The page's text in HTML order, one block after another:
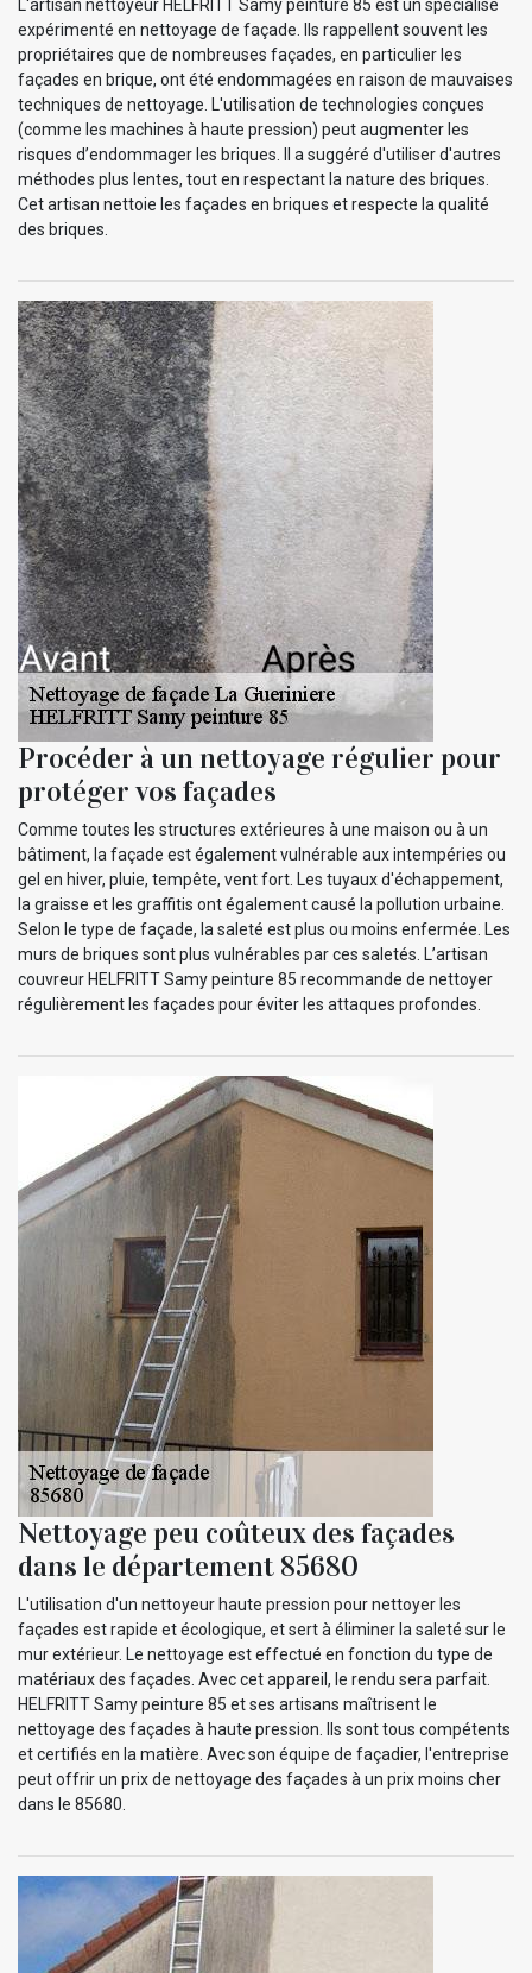
L'artisan nettoyeur HELFRITT Samy peinture 85 est un spécialise
expérimenté en nettoyage de façade. Ils rappellent souvent les
propriétaires que de nombreuses façades, en particulier les
façades en brique, ont été endommagées en raison de mauvaises
techniques de nettoyage. L'utilisation de technologies conçues
(comme les machines à haute pression) peut augmenter les
risques d’endommager les briques. Il a suggéré d'utiliser d'autres
méthodes plus lentes, tout en respectant la nature des briques.
Cet artisan nettoie les façades en briques et respecte la qualité
des briques.
Procéder à un nettoyage régulier pour
protéger vos façades
Comme toutes les structures extérieures à une maison ou à un
bâtiment, la façade est également vulnérable aux intempéries ou
gel en hiver, pluie, tempête, vent fort. Les tuyaux d'échappement,
la graisse et les graffitis ont également causé la pollution urbaine.
Selon le type de façade, la saleté est plus ou moins enfermée. Les
murs de briques sont plus vulnérables par ces saletés. L’artisan
couvreur HELFRITT Samy peinture 85 recommande de nettoyer
régulièrement les façades pour éviter les attaques profondes.
Nettoyage peu coûteux des façades
dans le département 85680
L'utilisation d'un nettoyeur haute pression pour nettoyer les
façades est rapide et écologique, et sert à éliminer la saleté sur le
mur extérieur. Le nettoyage est effectué en fonction du type de
matériaux des façades. Avec cet appareil, le rendu sera parfait.
HELFRITT Samy peinture 85 et ses artisans maîtrisent le
nettoyage des façades à haute pression. Ils sont tous compétents
et certifiés en la matière. Avec son équipe de façadier, l'entreprise
peut offrir un prix de nettoyage des façades à un prix moins cher
dans le 85680.